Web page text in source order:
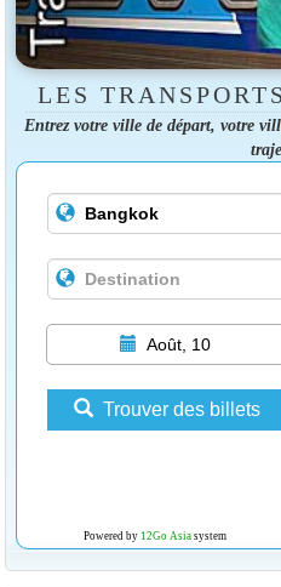
LES
Entrez votre ville de départ, votre
Août, 10
Trouver des billets
Powered by 12Go Asiasystem